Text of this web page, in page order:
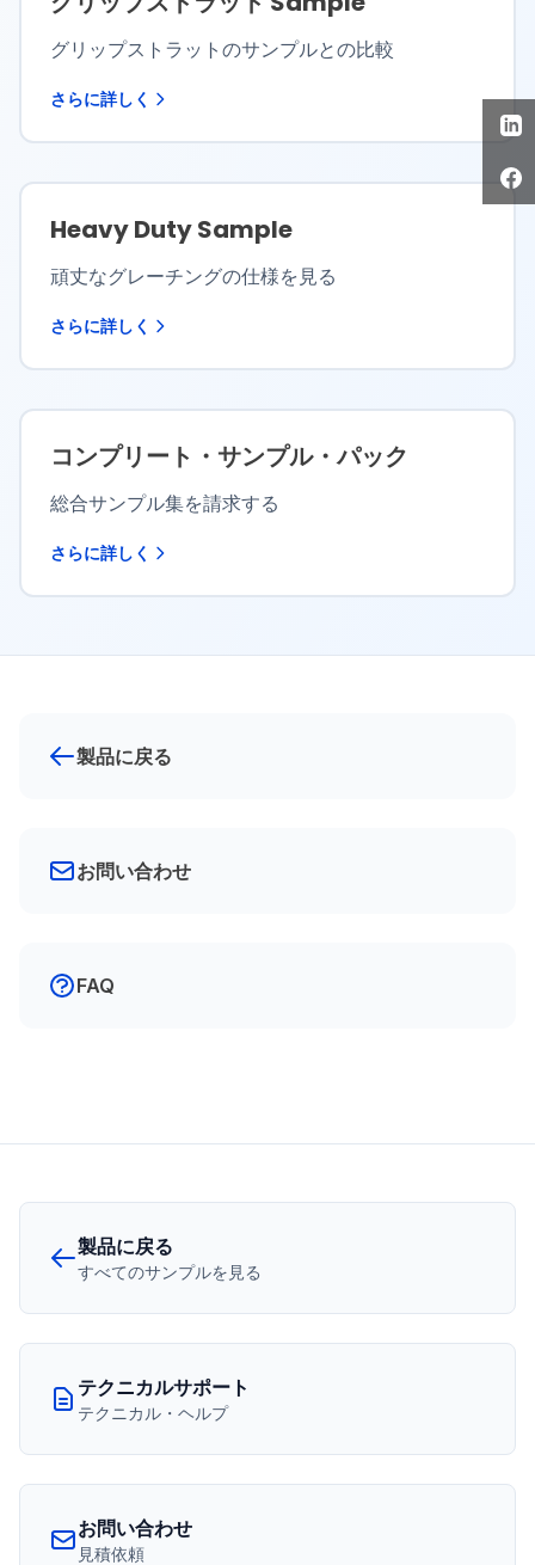
グリップストラットのサンプルとの比較
さらに詳しく
Heavy Duty Sample
頑丈なグレーチングの仕様を見る
さらに詳しく
コンプリート・サンプル・パック
総合サンプル集を請求する
さらに詳しく
製品に戻る
お問い合わせ
FAQ
製品に戻る
すべてのサンプルを見る
テクニカルサポート
テクニカル・ヘルプ
お問い合わせ
見積依頼